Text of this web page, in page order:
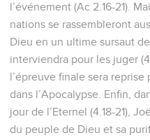
l’événement (Ac 2.16-21).
nations se rassembleront
Dieu en un ultime sursaut
interviendra pour les juger
l’épreuve finale sera
dans l’Apocalypse. Enfin,
jour de l’Eternel (4.18-21),
du peuple de Dieu et sa